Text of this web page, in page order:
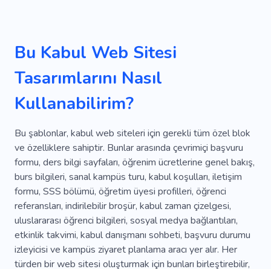
Toplum
Gönüllü Staj
Bu Kabul Web Sitesi
Tasarımlarını Nasıl
Kullanabilirim?
Bu şablonlar, kabul web siteleri için gerekli tüm özel blok
ve özelliklere sahiptir. Bunlar arasında çevrimiçi başvuru
formu, ders bilgi sayfaları, öğrenim ücretlerine genel bakış,
burs bilgileri, sanal kampüs turu, kabul koşulları, iletişim
formu, SSS bölümü, öğretim üyesi profilleri, öğrenci
referansları, indirilebilir broşür, kabul zaman çizelgesi,
uluslararası öğrenci bilgileri, sosyal medya bağlantıları,
etkinlik takvimi, kabul danışmanı sohbeti, başvuru durumu
izleyicisi ve kampüs ziyaret planlama aracı yer alır. Her
türden bir web sitesi oluşturmak için bunları birleştirebilir,